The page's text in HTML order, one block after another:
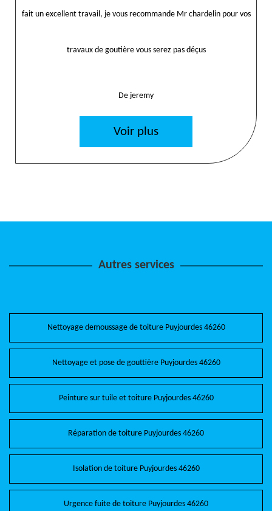
fait un excellent travail, je vous recommande Mr chardelin pour vos
travaux de goutière vous serez pas déçus
De jeremy
Voir plus
Autres services
Nettoyage demoussage de toiture Puyjourdes 46260
Nettoyage et pose de gouttière Puyjourdes 46260
Peinture sur tuile et toiture Puyjourdes 46260
Réparation de toiture Puyjourdes 46260
Isolation de toiture Puyjourdes 46260
Urgence fuite de toiture Puyjourdes 46260